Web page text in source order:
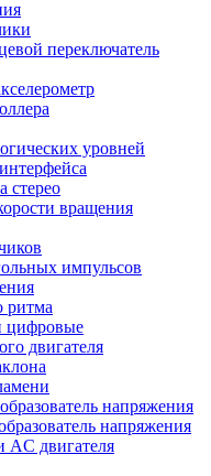
переключатель
уровней
стерео
вращения
импульсов
ритма
цифровые
двигателя
напряжения
напряжения
AC двигателя